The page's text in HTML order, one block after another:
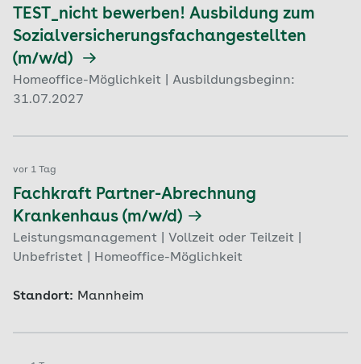
TEST_nicht bewerben! Ausbildung zum
Sozialversicherungsfachangestellten
(m/w/d)
Homeoffice-Möglichkeit | Ausbildungsbeginn:
31.07.2027
vor 1 Tag
Fachkraft Partner-Abrechnung
Krankenhaus (m/w/d)
Leistungsmanagement | Vollzeit oder Teilzeit |
Unbefristet | Homeoffice-Möglichkeit
Standort: Mannheim